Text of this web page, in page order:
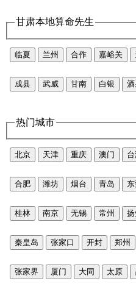
甘肃本地算命先生
临夏 兰州 合作 嘉峪关
成县 武威 甘南 白银 酒
热门城市
北京 天津 重庆 澳门
合肥 潍坊 烟台 青岛
桂林 南京 无锡 常州 扬
秦皇岛 张家口 开封 郑州
张家界 厦门 大同 太原